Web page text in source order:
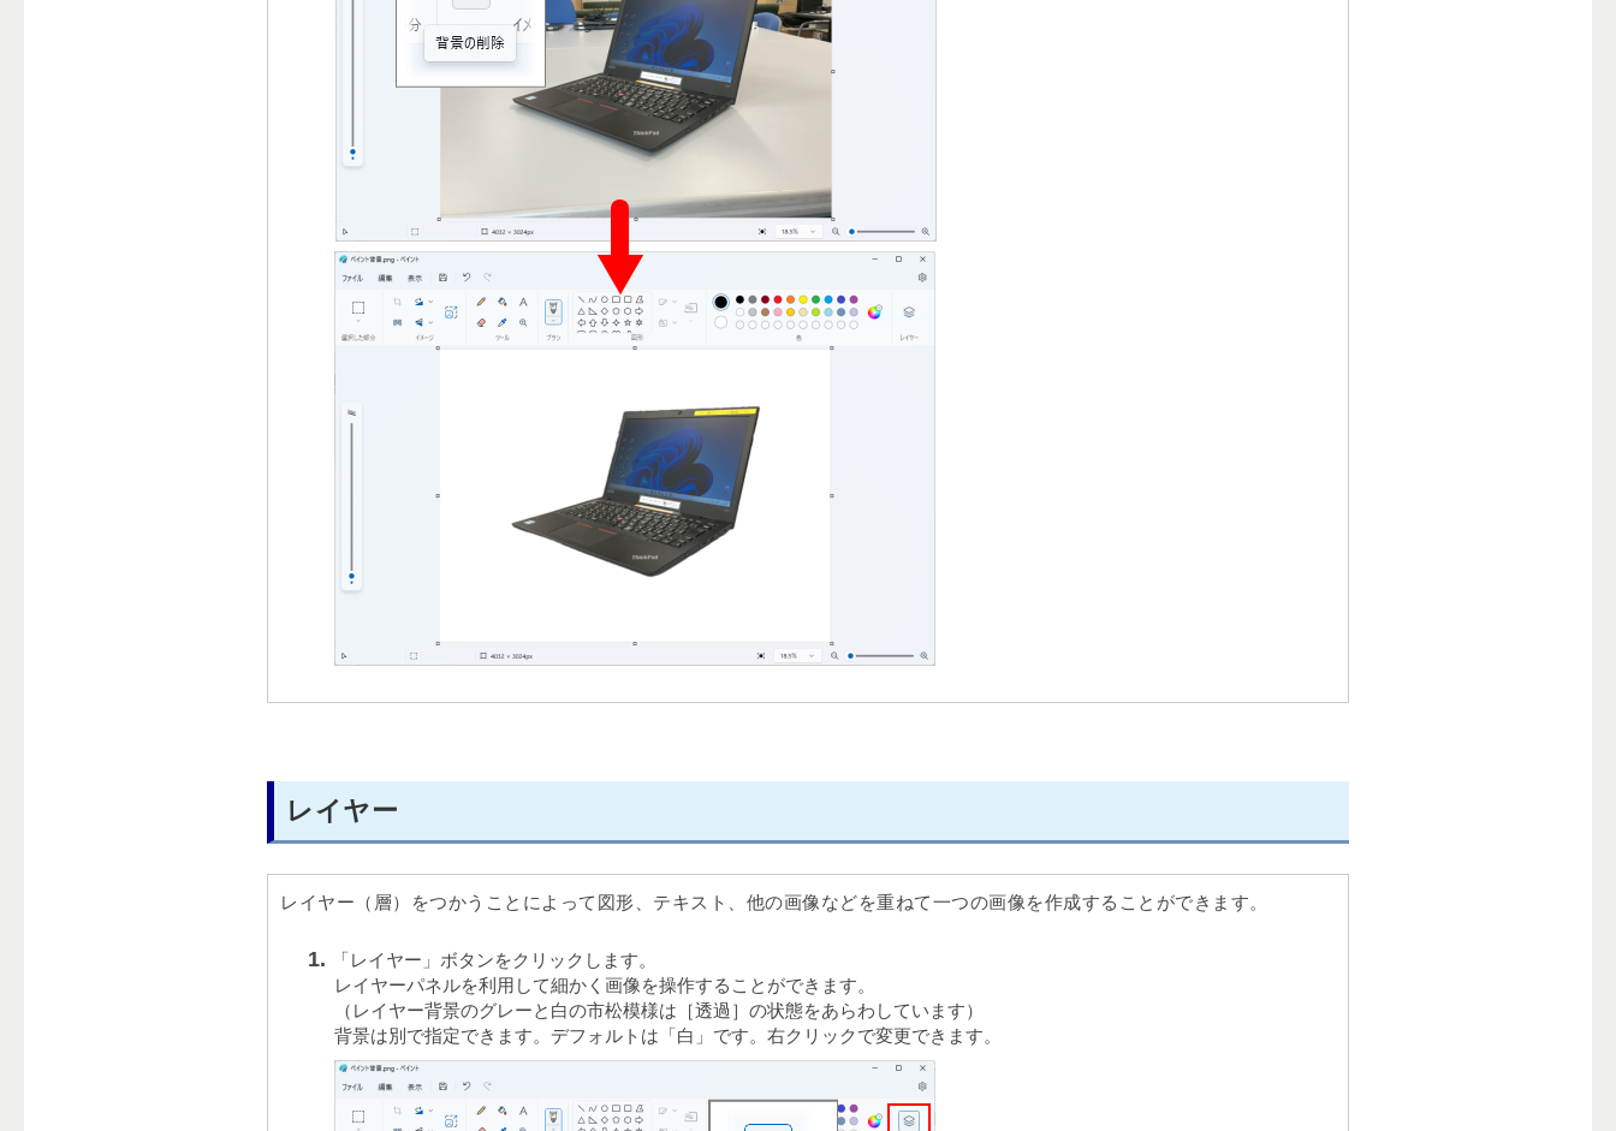
レイヤー
レイヤー（層）をつかうことによって図形、テキスト、他の画像などを重ねて一つの画像を作成することができます。
「レイヤー」ボタンをクリックします。
レイヤーパネルを利用して細かく画像を操作することができます。
（レイヤー背景のグレーと白の市松模様は［透過］の状態をあらわしています）
背景は別で指定できます。デフォルトは「白」です。右クリックで変更できます。